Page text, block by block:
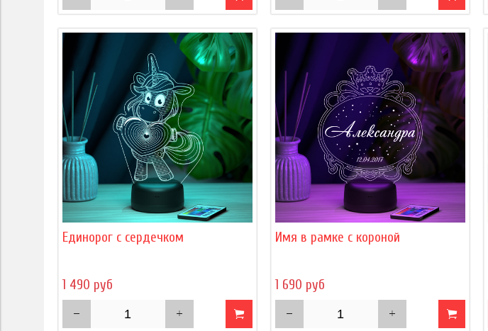
Единорог с сердечком
1 490 руб
Имя в рамке с короной
1 690 руб